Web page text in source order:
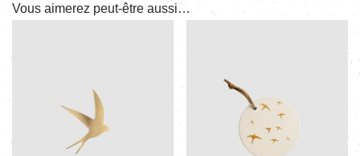
Vous aimerez peut-être aussi…